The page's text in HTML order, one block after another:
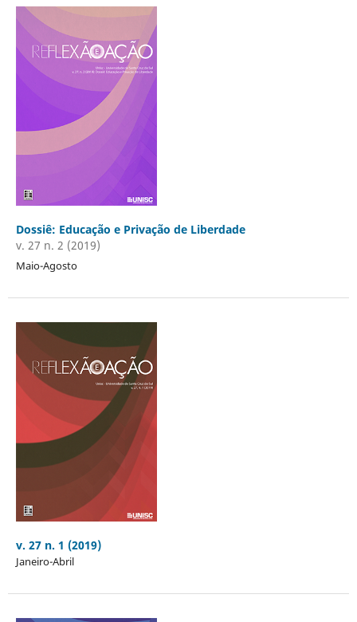
Dossiê: Educação e Privação de Liberdade
v. 27 n. 2 (2019)
Maio-Agosto
v. 27 n. 1 (2019)
Janeiro-Abril